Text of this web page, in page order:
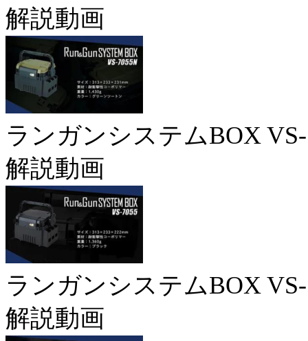
解説動画
ランガンシステムBOX
解説動画
ランガンシステムBOX
解説動画